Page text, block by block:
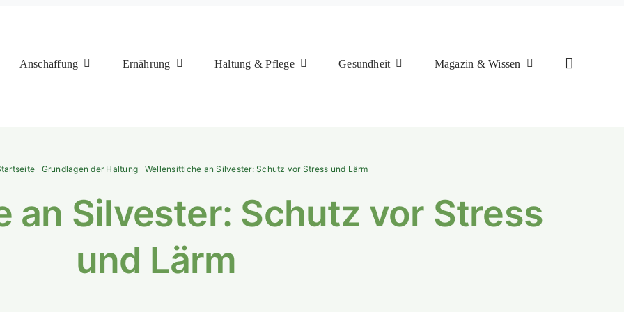
Anschaffung Ernährung Haltung & Pflege Gesundheit Magazin & Wissen
Grundlagen der Haltung Wellensittiche an Silvester: Schutz vor Stress und Lärm
an Silvester: Schutz vor Stress
und Lärm